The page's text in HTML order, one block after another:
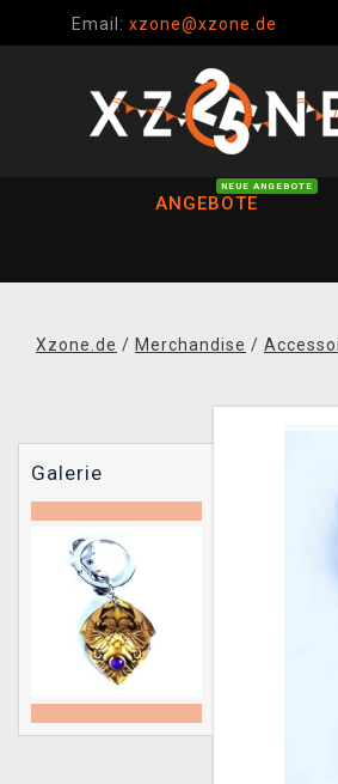
Email: xzone@xzone.de
ANGEBOTE
NEUE ANGEBOTE
Xzone.de / Merchandise /
Galerie